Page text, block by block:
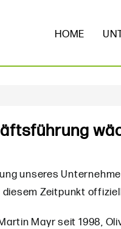
HOME
unseres
Zeitpunkt
Mayr seit 1998,